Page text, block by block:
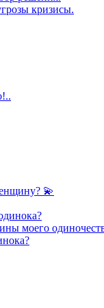
кризисы.
💫
моего